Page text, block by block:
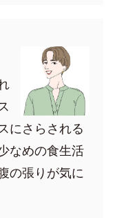
にさらされる
なめの食生活
の張りが気に